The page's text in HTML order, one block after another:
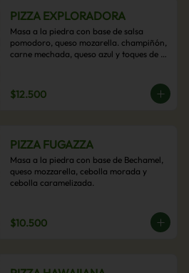
PIZZA EXPLORADORA
Masa a la piedra con base de salsa
pomodoro, queso mozarella. champiñón,
carne mechada, queso azul y toques de
$12.500
PIZZA FUGAZZA
Masa a la piedra con base de Bechamel,
queso mozzarella, cebolla morada y
cebolla caramelizada.
$10.500